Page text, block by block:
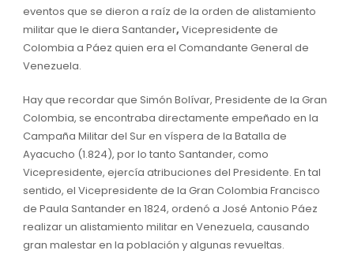
eventos que se dieron a raíz de la orden de alistamiento
militar que le diera Santander, Vicepresidente de
Colombia a Páez quien era el Comandante General de
Venezuela.
Hay que recordar que Simón Bolívar, Presidente de la Gran
Colombia, se encontraba directamente empeñado en la
Campaña Militar del Sur en víspera de la Batalla de
Ayacucho (1.824), por lo tanto Santander, como
Vicepresidente, ejercía atribuciones del Presidente. En tal
sentido, el Vicepresidente de la Gran Colombia Francisco
de Paula Santander en 1824, ordenó a José Antonio Páez
realizar un alistamiento militar en Venezuela, causando
gran malestar en la población y algunas revueltas.